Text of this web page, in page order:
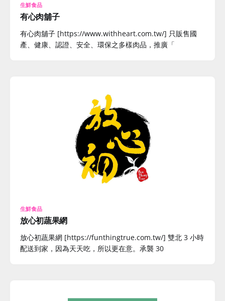
生鮮食品
有心肉舖子
有心肉舖子 [https://www.withheart.com.tw/] 只販售國
產、健康、認證、安全、環保之多樣肉品，推廣「
生鮮食品
放心初蔬果網
放心初蔬果網 [https://funthingtrue.com.tw/] 雙北 3 小時
配送到家，因為天天吃，所以更在意。承襲 30